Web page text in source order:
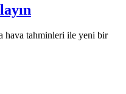
hava tahminleri ile yeni bir